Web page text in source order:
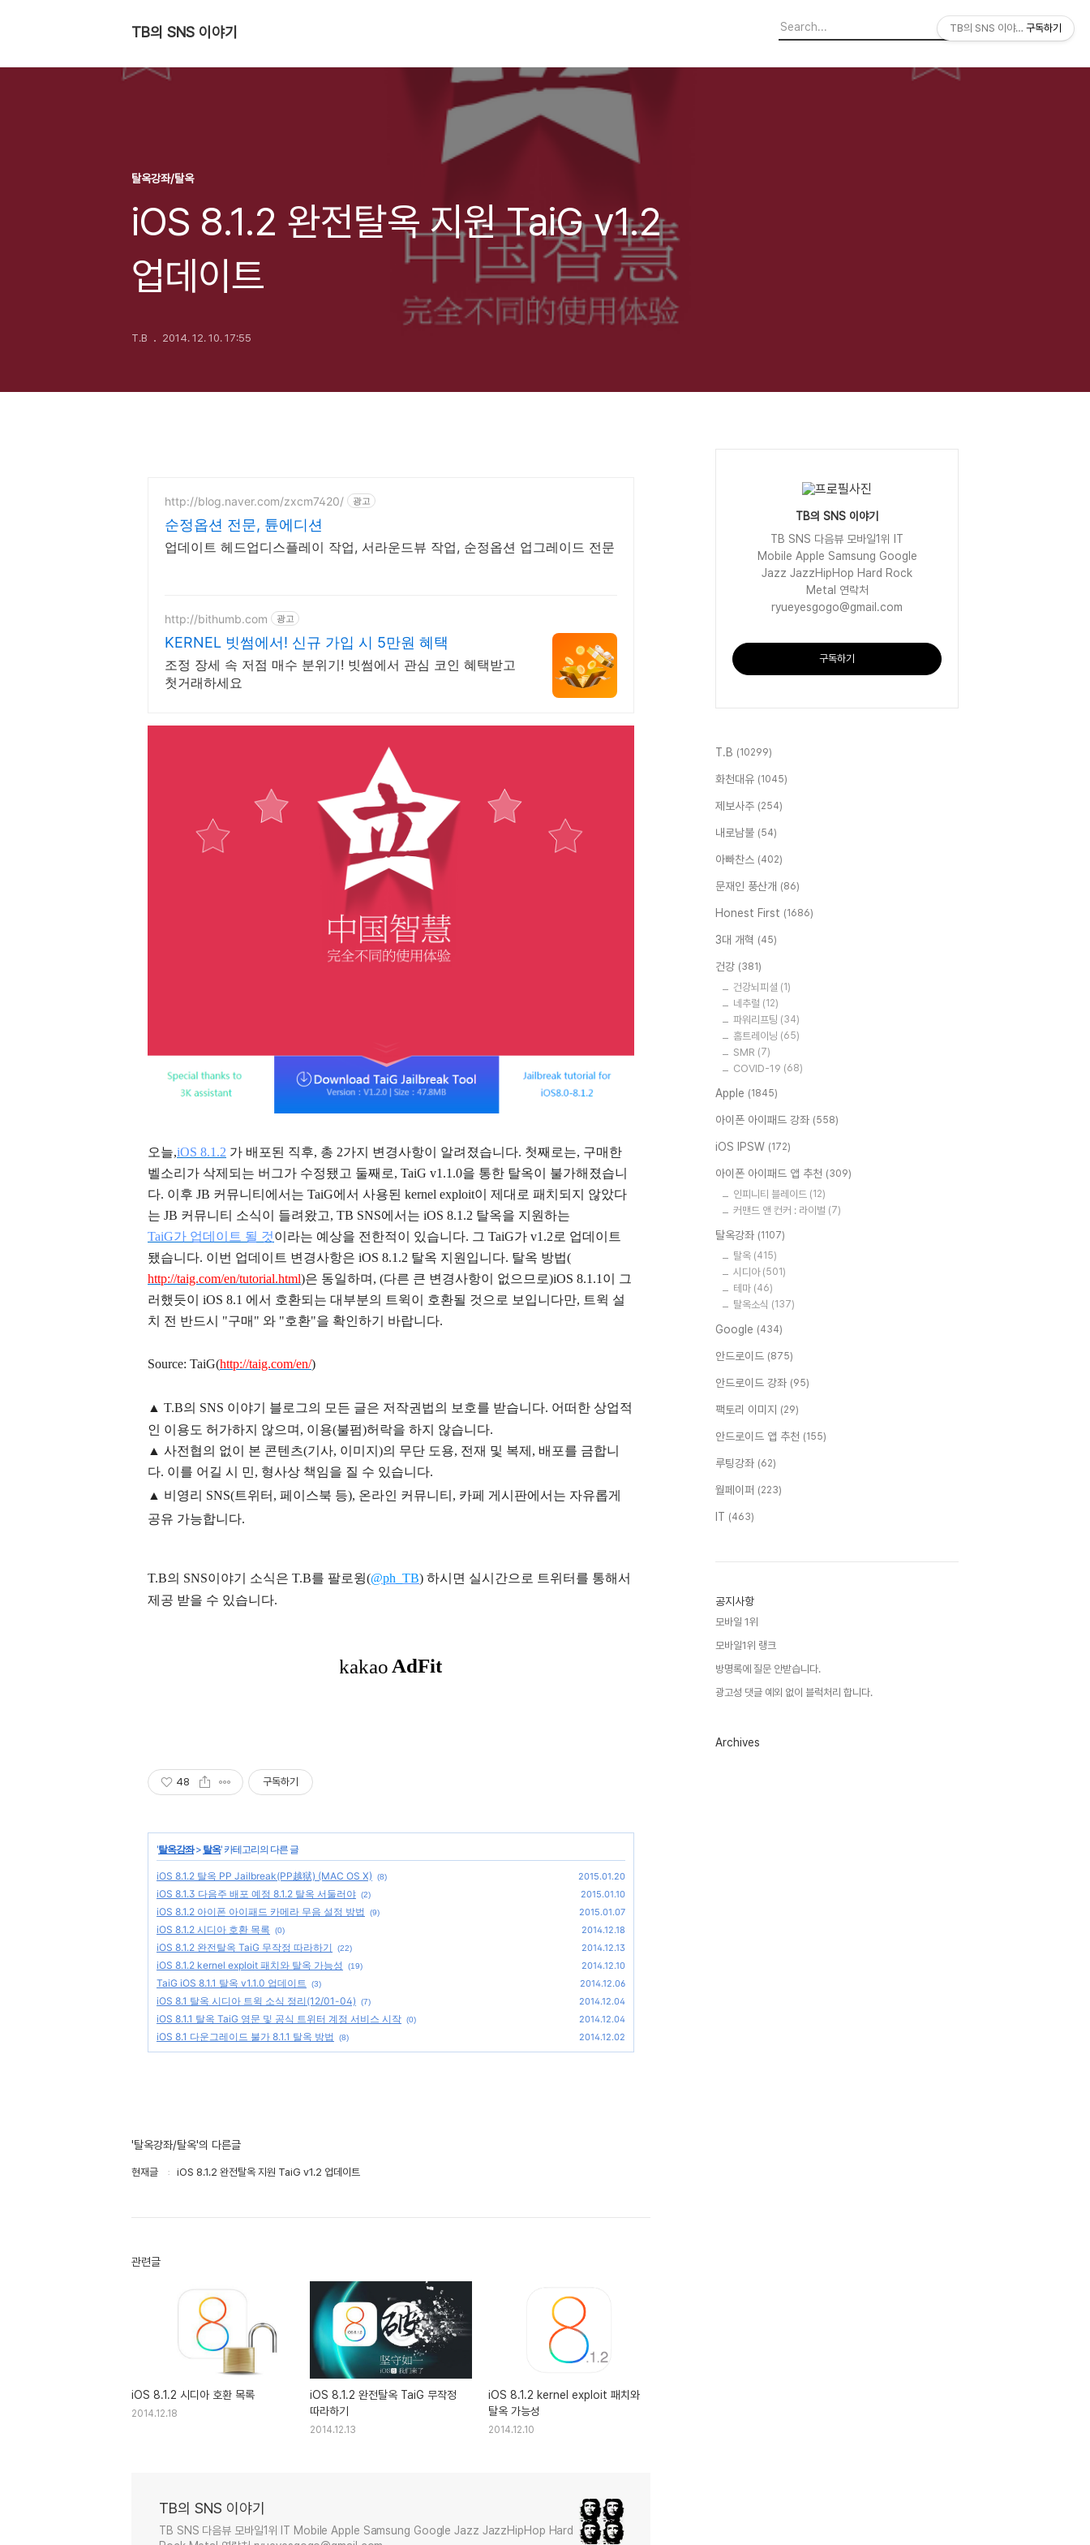
TB의 SNS 이야기
탈옥강좌/탈옥
iOS 8.1.2 완전탈옥 지원 TaiG v1.2
업데이트
T.B 2014. 12. 10. 17:55
http://blog.naver.com/zxcm7420/ 광고
순정옵션 전문, 튠에디션
업데이트 헤드업디스플레이 작업, 서라운드뷰 작업, 순정옵션 업그레이드 전문
http://bithumb.com 광고
KERNEL 빗썸에서! 신규 가입 시 5만원 혜택
조정 장세 속 저점 매수 분위기! 빗썸에서 관심 코인 혜택받고
첫거래하세요
오늘,iOS 8.1.2 가 배포된 직후, 총 2가지 변경사항이 알려졌습니다. 첫째로는, 구매한
벨소리가 삭제되는 버그가 수정됐고 둘째로, TaiG v1.1.0을 통한 탈옥이 불가해졌습니
다. 이후 JB 커뮤니티에서는 TaiG에서 사용된 kernel exploit이 제대로 패치되지 않았다
는 JB 커뮤니티 소식이 들려왔고, TB SNS에서는 iOS 8.1.2 탈옥을 지원하는
TaiG가 업데이트 될 것이라는 예상을 전한적이 있습니다. 그 TaiG가 v1.2로 업데이트
됐습니다. 이번 업데이트 변경사항은 iOS 8.1.2 탈옥 지원입니다. 탈옥 방법(
http://taig.com/en/tutorial.html)은 동일하며, (다른 큰 변경사항이 없으므로)iOS 8.1.1이 그
러했듯이 iOS 8.1 에서 호환되는 대부분의 트윅이 호환될 것으로 보입니다만, 트윅 설
치 전 반드시 "구매" 와 "호환"을 확인하기 바랍니다.
Source: TaiG(http://taig.com/en/)
▲ T.B의 SNS 이야기 블 로그의 모든 글은 저작권법의 보호를 받습니다. 어떠한 상업적
인 이용도 허가하지 않으며, 이용(불펌)허락을 하지 않습니다.
▲ 사전협의 없이 본 콘텐츠(기사, 이미지)의 무단 도용, 전재 및 복제, 배포를 금합니
다. 이를 어길 시 민, 형사상 책임을 질 수 있습니다.
▲ 비영리 SNS(트위터, 페이스북 등), 온라인 커뮤니티, 카페 게시판에서는 자유롭게
공유 가능합니다.
T.B의 SNS이야기 소식은 T.B를 팔로윙(@ph_TB) 하시면 실시간으로 트위터를 통해서
제공 받을 수 있습니다.
48 구독하기
'탈옥강좌> 탈옥' 카테고리의 다른 글
iOS 8.1.2 탈옥 PP Jailbreak(PP越狱) (MAC OS X) (8) 2015.01.20
iOS 8.1.3 다음주 배포 예정 8.1.2 탈옥 서둘러야 (2) 2015.01.10
iOS 8.1.2 아이폰 아이패드 카메라 무음 설정 방법 (9) 2015.01.07
iOS 8.1.2 시디아 호환 목록 (0) 2014.12.18
iOS 8.1.2 완전탈옥 TaiG 무작정 따라하기 (22) 2014.12.13
iOS 8.1.2 kernel exploit 패치와 탈옥 가능성 (19) 2014.12.10
TaiG iOS 8.1.1 탈옥 v1.1.0 업데이트 (3) 2014.12.06
iOS 8.1 탈옥 시디아 트윅 소식 정리(12/01-04) (7) 2014.12.04
iOS 8.1.1 탈옥 TaiG 영문 및 공식 트위터 계정 서비스 시작 (0) 2014.12.04
iOS 8.1 다운그레이드 불가 8.1.1 탈옥 방법 (8) 2014.12.02
'탈옥강좌/탈옥'의 다른글
현재글 iOS 8.1.2 완전탈옥 지원 TaiG v1.2 업데이트
관련글
iOS 8.1.2 시디아 호환 목록
2014.12.18
iOS 8.1.2 완전탈옥 TaiG 무작정
따라하기
2014.12.13
iOS 8.1.2 kernel exploit 패치와
탈옥 가능성
2014.12.10
TB의 SNS 이야기
TB SNS 다음뷰 모바일1위 IT Mobile Apple Samsung Google Jazz JazzHipHop Hard
TB의 SNS 이야기
TB SNS 다음뷰 모바일1위 IT
Mobile Apple Samsung Google
Jazz JazzHipHop Hard Rock
Metal 연락처
ryueyesgogo@gmail.com
구독하기
T.B (10299)
화천대유 (1045)
제보사주 (254)
내로남불 (54)
아빠찬스 (402)
문재인 풍산개 (86)
Honest First (1686)
3대 개혁 (45)
건강 (381)
건강뇌피셜 (1)
네추럴 (12)
파워리프팅 (34)
홈트레이닝 (65)
SMR (7)
COVID-19 (68)
Apple (1845)
아이폰 아이패드 강좌 (558)
iOS IPSW (172)
아이폰 아이패드 앱 추천 (309)
인피니티 블레이드 (12)
커맨드 앤 컨커 : 라이벌 (7)
탈옥강좌 (1107)
탈옥 (415)
시디아 (501)
테마 (46)
탈옥소식 (137)
Google (434)
안드로이드 (875)
안드로이드 강좌 (95)
팩토리 이미지 (29)
안드로이드 앱 추천 (155)
루팅강좌 (62)
월페이퍼 (223)
IT (463)
공지사항
모바일 1위
모바일1위 랭크
방명록에 질문 안받습니다.
광고성 댓글 예외 없이 블럭처리 합니다.
Archives
TB의 SNS 이야기 구독하기